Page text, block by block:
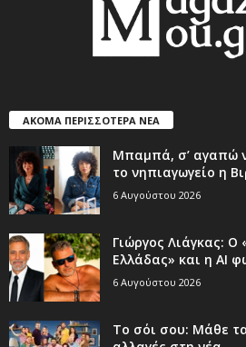
ΑΚΟΜΑ ΠΕΡΙΣΣΟΤΕΡΑ ΝΕΑ
Μπαμπά, σ’ αγαπώ
το νηπιαγωγείο η
6 Αυγούστου 2026
Γιώργος Λιάγκας: Ο
Ελλάδας» και η AI
6 Αυγούστου 2026
Το σόι σου: Μάθε